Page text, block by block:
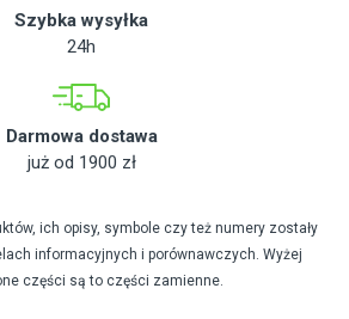
Szybka wysyłka
24h
Darmowa dostawa
już od 1900 zł
ich opisy, symbole czy też numery zostały
informacyjnych i porównawczych. Wyżej
części są to części zamienne.